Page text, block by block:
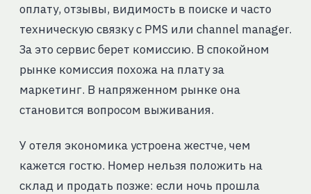
оплату, отзывы, видимость в поиске и часто
техническую связку с PMS или channel manager.
За это сервис берет комиссию. В спокойном
рынке комиссия похожа на плату за
маркетинг. В напряженном рынке она
становится вопросом выживания.
У отеля экономика устроена жестче, чем
кажется гостю. Номер нельзя положить на
склад и продать позже: если ночь прошла